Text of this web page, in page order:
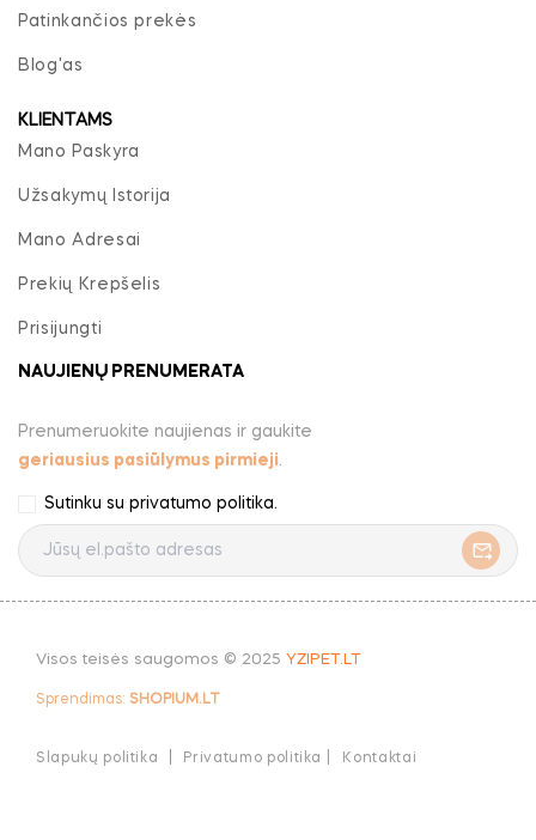
Patinkančios prekės
Blog'as
KLIENTAMS
Mano Paskyra
Užsakymų Istorija
Mano Adresai
Prekių Krepšelis
Prisijungti
NAUJIENŲ PRENUMERATA
Prenumeruokite naujienas ir gaukite
geriausius pasiūlymus pirmieji.
Sutinku su privatumo politika.
Visos teisės saugomos © 2025 YZIPET.LT
Sprendimas: SHOPIUM.LT
Slapukų politika Privatumo politika | Kontaktai